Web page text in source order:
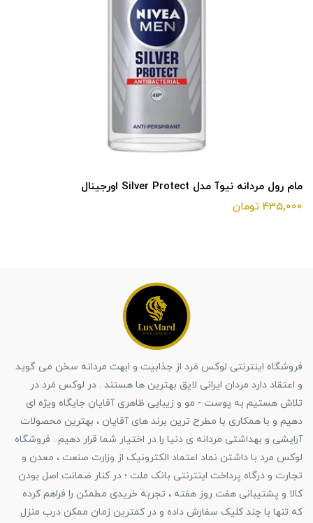
مام رول مردانه نیوآ مدل Silver Protect اورجینال
435,000 تومان
فروشگاه اینترنتی لوکس مَرد از جذابیت و ابهت مردانه سخن می گوید
و اعتقاد دارد مردان ایرانی لایق بهترین ها هستند . در لوکس مَرد در
تلاش هستیم به پوست - مو و زیبایی ظاهری آقایان جایگاه ویژه ای
دهیم و با همکاری با مطرح ترین برند های آقایان ، بهترین محصولات
آرایشی و بهداشتی مردانه ی دنیا را در اختیار شما قرار دهیم . فروشگاه
لوکس مرد با داشتن نماد اعتماد الکترونیک از وزارت صنعت ، معدن و
تجارت و درگاه پرداخت اینترنتی بانک ملت ؛ در کنار ضمانت اصل بودن
کالا و پشتیبانی هفت روز هفته ، تجربه خریدی مطمئن را فراهم کرده
که تنها با چند کلیک سفارش داده و در کمترین زمان ممکن درب منزل